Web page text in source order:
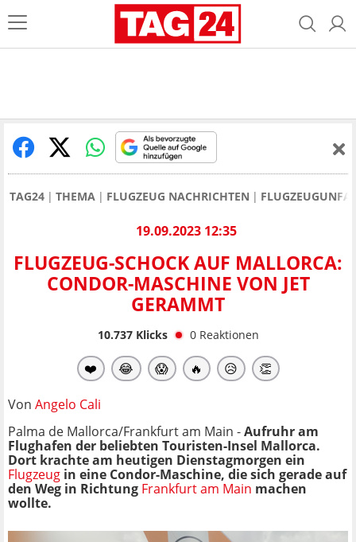
TAG24 THEMA FLUGZEUG NACHRICHTEN
19.09.2023 12:35
FLUGZEUG-SCHOCK AUF MALLORCA:
CONDOR-MASCHINE VON JET
GERAMMT
10.737Klicks 0 Reaktionen
❤️ 😂 😱 🔥 😥 👏
Von Angelo Cali
Palma de Mallorca/Frankfurt am Main -Aufruhr am
Flughafen der beliebten Touristen-Insel Mallorca.
Dort krachte am heutigen Dienstagmorgen ein
Flugzeug in eine Condor-Maschine, die sich gerade auf
den Weg in Richtung Frankfurt am Main machen
wollte.